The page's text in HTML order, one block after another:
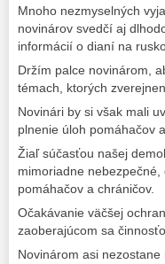
Mnoho nezmyselných
novinárov svedčí aj
informácií o dianí na
Držím palce novinárom,
témach, ktorých
Novinári by si však mali
plnenie úloh pomáhačov
Žiaľ súčasťou našej
mimoriadne
pomáhačov a chráničov.
Očakávanie väčšej
zaoberajúcom sa
Novinárom asi